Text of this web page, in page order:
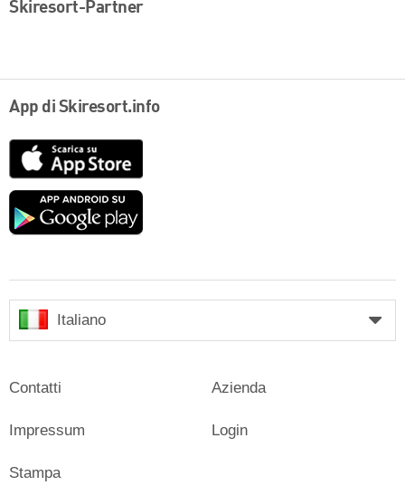
Skiresort-Partner
App di Skiresort.info
Google
Italiano
Contatti
Impressum
Stampa
Azienda
Login